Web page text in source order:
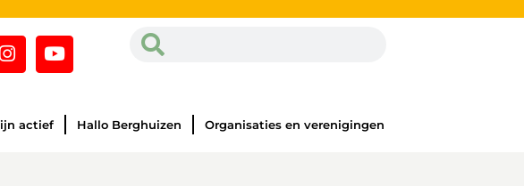
actief Hallo Berghuizen Organisaties en verenigingen